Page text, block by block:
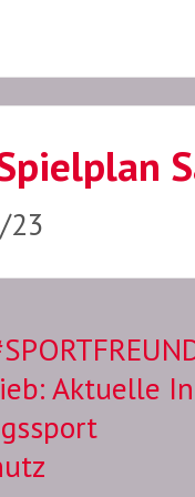
23
Aktuelle